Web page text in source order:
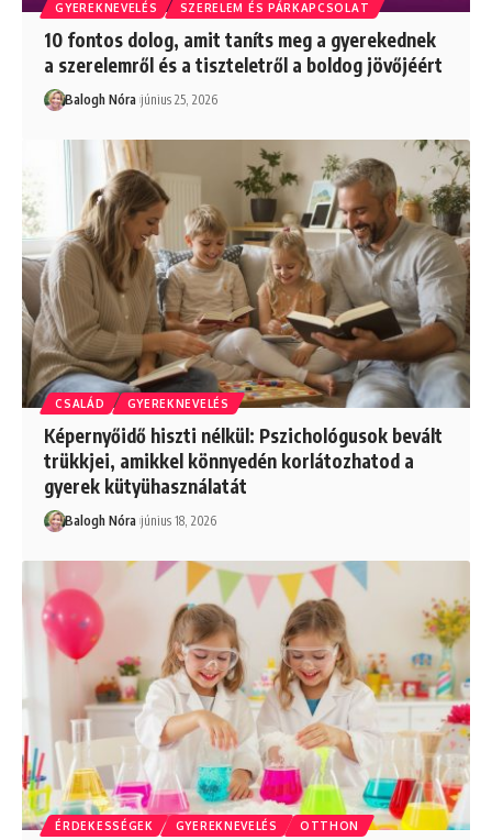
GYEREKNEVELÉS SZERELEM ÉS PÁRKAPCSOLAT
10 fontos dolog, amit taníts meg a gyerekednek
a szerelemről és a tiszteletről a boldog jövőjéért
Balogh Nóra június 25, 2026
CSALÁD GYEREKNEVELÉS
Képernyőidő hiszti nélkül: Pszichológusok bevált
trükkjei, amikkel könnyedén korlátozhatod a
gyerek kütyühasználatát
Balogh Nóra június 18, 2026
ÉRDEKESSÉGEK GYEREKNEVELÉS OTTHON